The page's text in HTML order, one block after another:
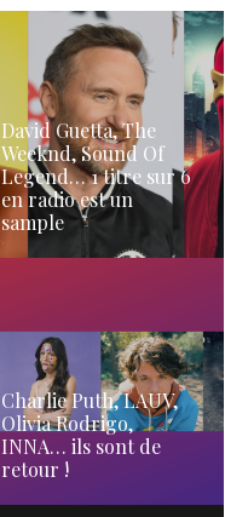
David Guetta, The
Weeknd, Sound Of
Legend… 1 titre sur 6
en radio est un
sample
Charlie Puth, LAUV,
Olivia Rodrigo,
INNA… ils sont de
retour !